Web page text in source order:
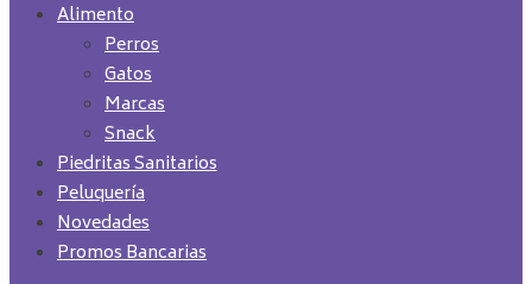
Alimento
Perros
Gatos
Marcas
Snack
Piedritas Sanitarios
Peluquería
Novedades
Promos Bancarias